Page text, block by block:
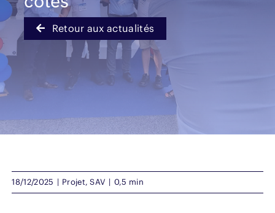
FrançaisRetour aux actualités
18/12/2025 | Projet,SAV | 0,5 min